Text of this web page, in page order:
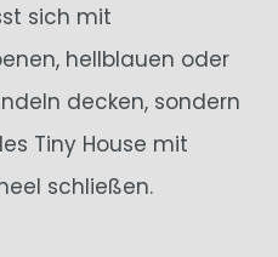
sich mit
hellblauen oder
decken, sondern
Tiny House mit
schließen.